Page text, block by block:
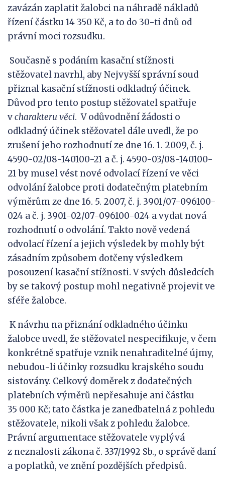
zavázán zaplatit žalobci na náhradě nákladů
řízení částku 14 350 Kč, a to do 30-ti dnů od
právní moci rozsudku.
Současně s podáním kasační stížnosti
stěžovatel navrhl, aby Nejvyšší správní soud
přiznal kasační stížnosti odkladný účinek.
Důvod pro tento postup stěžovatel spatřuje
vcharakteru věci. V odůvodnění žádosti o
odkladný účinek stěžovatel dále uvedl, že po
zrušení jeho rozhodnutí ze dne 16. 1. 2009, č. j.
4590-02/08-140100-21 a č. j. 4590-03/08-140100-
21 by musel vést nové odvolací řízení ve věci
odvolání žalobce proti dodatečným platebním
výměrům ze dne 16. 5. 2007, č. j. 3901/07-096100-
024 a č. j. 3901-02/07-096100-024 a vydat nová
rozhodnutí o odvolání. Takto nově vedená
odvolací řízení a jejich výsledek by mohly být
zásadním způsobem dotčeny výsledkem
posouzení kasační stížnosti. V svých důsledcích
by se takový postup mohl negativně projevit ve
sféře žalobce.
K návrhu na přiznání odkladného účinku
žalobce uvedl, že stěžovatel nespecifikuje, v čem
konkrétně spatřuje vznik nenahraditelné újmy,
nebudou-li účinky rozsudku krajského soudu
sistovány. Celkový doměrek z dodatečných
platebních výměrů nepřesahuje ani částku
35 000 Kč; tato částka je zanedbatelná z pohledu
stěžovatele, nikoli však z pohledu žalobce.
Právní argumentace stěžovatele vyplývá
z neznalosti zákona č. 337/1992 Sb., o správě daní
a poplatků, ve znění pozdějších předpisů.